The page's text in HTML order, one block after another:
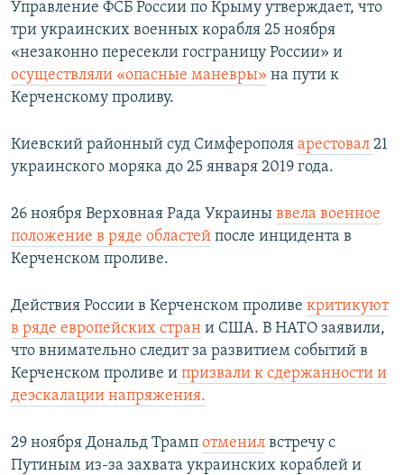
Управление ФСБ России по Крыму утверждает, что
три украинских военных корабля 25 ноября
«незаконно пересекли госграницу России» и
осуществляли «опасные маневры» на пути к
Керченскому проливу.
Киевский районный суд Симферополя арестовал 21
украинского моряка до 25 января 2019 года.
26 ноября Верховная Рада Украины ввела военное
положение в ряде областей после инцидента в
Керченском проливе.
Действия России в Керченском проливе критикуют
в ряде европейских стран и США. В НАТО заявили,
что внимательно следит за развитием событий в
Керченском проливе и призвали к сдержанности и
деэскалации напряжения.
29 ноября Дональд Трамп отменил встречу с
Путиным из-за захвата украинских кораблей и